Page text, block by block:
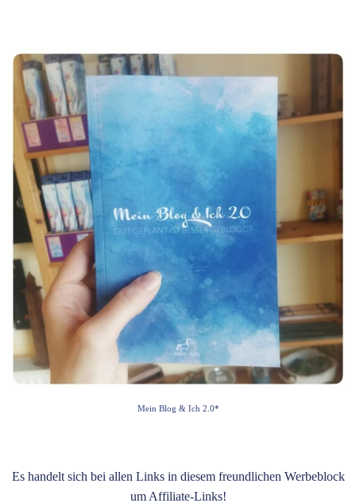
Mein Blog & Ich 2.0*
Es handelt sich bei allen Links in diesem freundlichen Werbeblock
um Affiliate-Links!